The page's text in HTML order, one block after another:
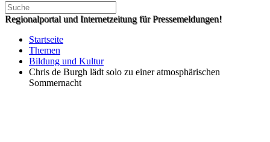
Regionalportal und Internetzeitung für Pressemeldungen!
Startseite
Themen
Bildung und Kultur
Chris de Burgh lädt solo zu einer atmosphärischen
Sommernacht